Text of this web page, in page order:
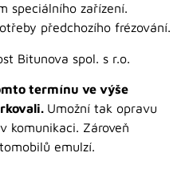
speciálního zařízení.
předchozího frézování.
Bitunova spol. s r.o.
termínu ve výše
Umožní tak opravu
komunikaci. Zároveň
emulzí.